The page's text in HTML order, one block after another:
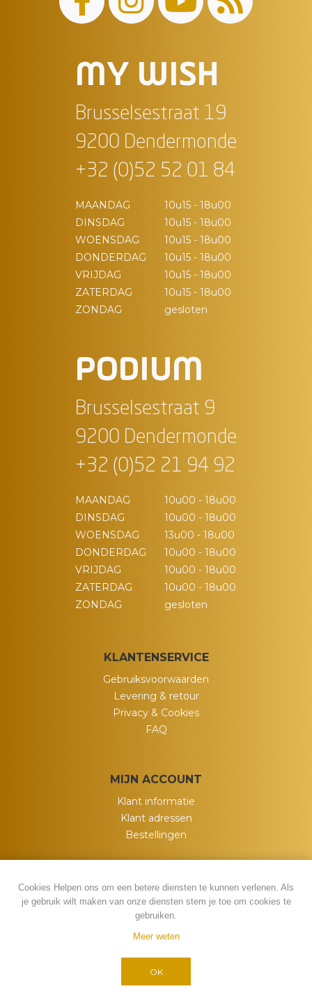
MY WISH
Brusselsestraat 19
9200 Dendermonde
+32 (0)52 52 01 84
MAANDAG
10u15 - 18u00
DINSDAG
10u15 - 18u00
WOENSDAG
10u15 - 18u00
DONDERDAG
10u15 - 18u00
VRIJDAG
10u15 - 18u00
ZATERDAG
10u15 - 18u00
ZONDAG
gesloten
PODIUM
Brusselsestraat 9
9200 Dendermonde
+32 (0)52 21 94 92
MAANDAG
10u00 - 18u00
DINSDAG
10u00 - 18u00
WOENSDAG
13u00 - 18u00
DONDERDAG
10u00 - 18u00
VRIJDAG
10u00 - 18u00
ZATERDAG
10u00 - 18u00
ZONDAG
gesloten
KLANTENSERVICE
Gebruiksvoorwaarden
Levering & retour
Privacy & Cookies
FAQ
MIJN ACCOUNT
Klant informatie
Klant adressen
Bestellingen
Copyright ; 2026 My Wish. Alle rechten
Cookies Helpen ons om een betere diensten te kunnen verlenen. Als
je gebruik wilt maken van onze diensten stem je toe om cookies te
gebruiken.
Meer weten
OK